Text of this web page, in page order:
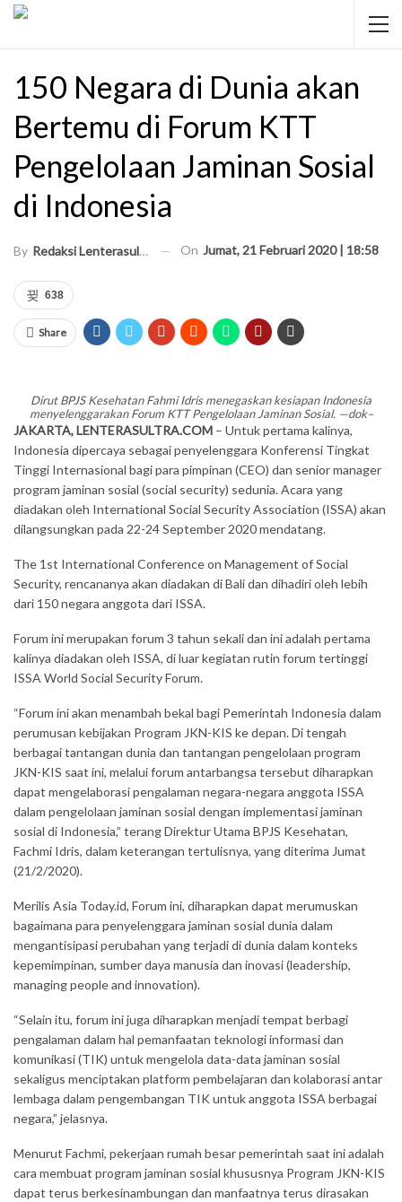
150 Negara di Dunia akan
Bertemu di Forum KTT
Pengelolaan Jaminan Sosial
di Indonesia
By Redaksi Lenterasultra On Jumat, 21 Februari 2020 | 18:58
638
Share
Dirut BPJS Kesehatan Fahmi Idris menegaskan kesiapan Indonesia
menyelenggarakan Forum KTT Pengelolaan Jaminan Sosial. —dok–
JAKARTA, LENTERASULTRA.COM – Untuk pertama kalinya,
Indonesia dipercaya sebagai penyelenggara Konferensi Tingkat
Tinggi Internasional bagi para pimpinan (CEO) dan senior manager
program jaminan sosial (social security) sedunia. Acara yang
diadakan oleh International Social Security Association (ISSA) akan
dilangsungkan pada 22-24 September 2020 mendatang.
The 1st International Conference on Management of Social
Security, rencananya akan diadakan di Bali dan dihadiri oleh lebih
dari 150 negara anggota dari ISSA.
Forum ini merupakan forum 3 tahun sekali dan ini adalah pertama
kalinya diadakan oleh ISSA, di luar kegiatan rutin forum tertinggi
ISSA World Social Security Forum.
“Forum ini akan menambah bekal bagi Pemerintah Indonesia dalam
perumusan kebijakan Program JKN-KIS ke depan. Di tengah
berbagai tantangan dunia dan tantangan pengelolaan program
JKN-KIS saat ini, melalui forum antarbangsa tersebut diharapkan
dapat mengelaborasi pengalaman negara-negara anggota ISSA
dalam pengelolaan jaminan sosial dengan implementasi jaminan
sosial di Indonesia,” terang Direktur Utama BPJS Kesehatan,
Fachmi Idris, dalam keterangan tertulisnya, yang diterima Jumat
(21/2/2020).
Merilis Asia Today.id, Forum ini, diharapkan dapat merumuskan
bagaimana para penyelenggara jaminan sosial dunia dalam
mengantisipasi perubahan yang terjadi di dunia dalam konteks
kepemimpinan, sumber daya manusia dan inovasi (leadership,
managing people and innovation).
“Selain itu, forum ini juga diharapkan menjadi tempat berbagi
pengalaman dalam hal pemanfaatan teknologi informasi dan
komunikasi (TIK) untuk mengelola data-data jaminan sosial
sekaligus menciptakan platform pembelajaran dan kolaborasi antar
lembaga dalam pengembangan TIK untuk anggota ISSA berbagai
negara,” jelasnya.
Menurut Fachmi, pekerjaan rumah besar pemerintah saat ini adalah
cara membuat program jaminan sosial khususnya Program JKN-KIS
dapat terus berkesinambungan dan manfaatnya terus dirasakan